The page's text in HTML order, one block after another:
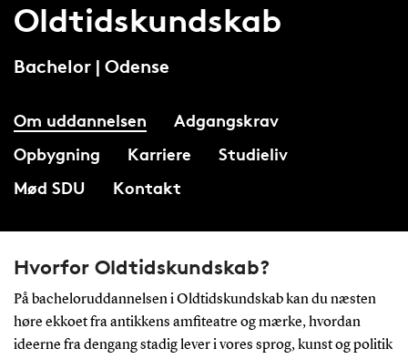
Oldtidskundskab
Bachelor | Odense
Om uddannelsen
Adgangskrav
Opbygning
Karriere
Studieliv
Mød SDU
Kontakt
Hvorfor Oldtidskundskab?
På bacheloruddannelsen i Oldtidskundskab kan du næsten
høre ekkoet fra antikkens amfiteatre og mærke, hvordan
ideerne fra dengang stadig lever i vores sprog, kunst og politik